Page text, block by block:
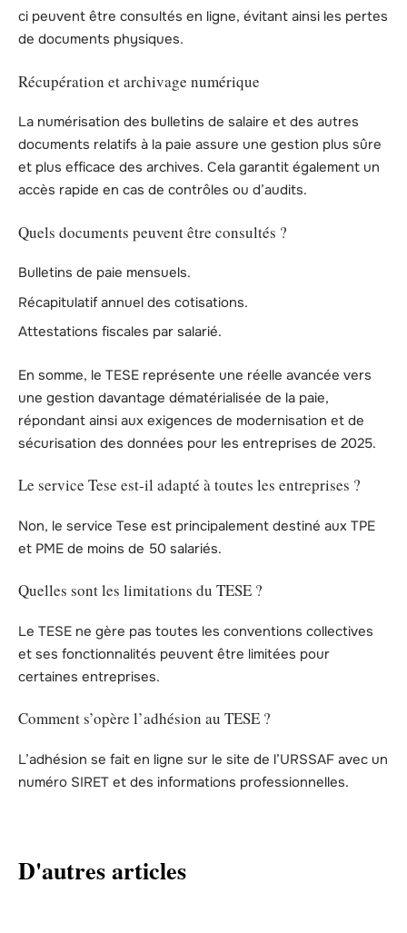
ci peuvent être consultés en ligne, évitant ainsi les pertes
de documents physiques.
Récupération et archivage numérique
La numérisation des bulletins de salaire et des autres
documents relatifs à la paie assure une gestion plus sûre
et plus efficace des archives. Cela garantit également un
accès rapide en cas de contrôles ou d’audits.
Quels documents peuvent être consultés ?
Bulletins de paie mensuels.
Récapitulatif annuel des cotisations.
Attestations fiscales par salarié.
En somme, le TESE représente une réelle avancée vers
une gestion davantage dématérialisée de la paie,
répondant ainsi aux exigences de modernisation et de
sécurisation des données pour les entreprises de 2025.
Le service Tese est-il adapté à toutes les entreprises ?
Non, le service Tese est principalement destiné aux TPE
et PME de moins de 50 salariés.
Quelles sont les limitations du TESE ?
Le TESE ne gère pas toutes les conventions collectives
et ses fonctionnalités peuvent être limitées pour
certaines entreprises.
Comment s’opère l’adhésion au TESE ?
L’adhésion se fait en ligne sur le site de l’URSSAF avec un
numéro SIRET et des informations professionnelles.
D'autres articles